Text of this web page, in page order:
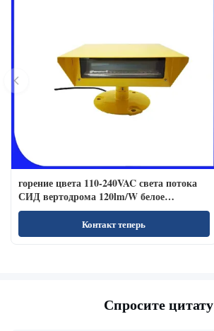
горение цвета 110-240VAC света потока
СИД вертодрома 120lm/W белое
устойчивое
Контакт теперь
Спросите цитату